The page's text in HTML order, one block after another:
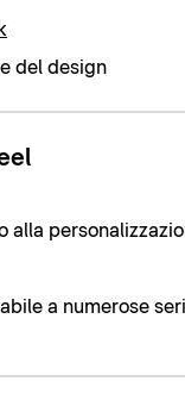
del design
alla
a numerose